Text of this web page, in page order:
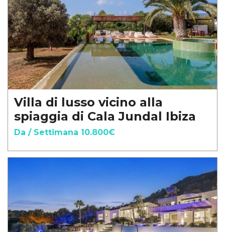
Villa di lusso vicino alla
spiaggia di Cala Jundal Ibiza
Da / Settimana 10.800€